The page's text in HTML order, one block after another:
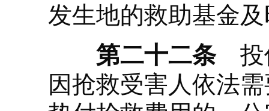
发生地的救助基金
第二十二条投
因抢救受害人依法